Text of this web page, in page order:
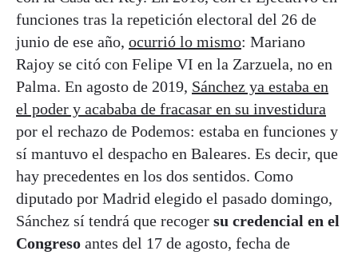
funciones tras la repetición electoral del 26 de
junio de ese año, ocurrió lo mismo: Mariano
Rajoy se citó con Felipe VI en la Zarzuela, no en
Palma. En agosto de 2019, Sánchez ya estaba en
el poder y acababa de fracasar en su investidura
por el rechazo de Podemos: estaba en funciones y
sí mantuvo el despacho en Baleares. Es decir, que
hay precedentes en los dos sentidos. Como
diputado por Madrid elegido el pasado domingo,
Sánchez sí tendrá que recoger su credencial en el
Congreso antes del 17 de agosto, fecha de